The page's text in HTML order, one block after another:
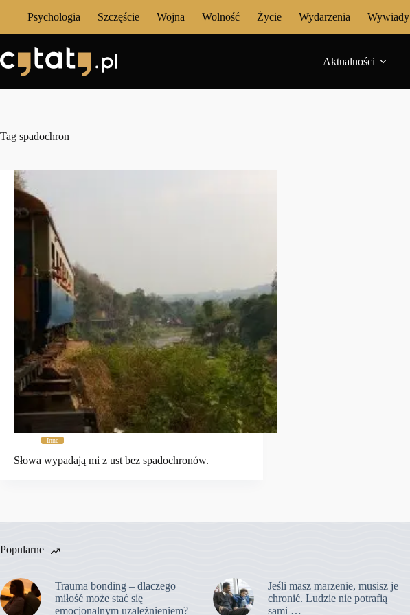
Psychologia Szczęście Wojna Wolność Życie Wydarzenia Wywiady
Aktualności
Tag spadochron
Inne
Słowa wypadają mi z ust bez spadochronów.
Popularne
Trauma bonding – dlaczego
miłość może stać się
emocjonalnym uzależnieniem?
Jeśli masz marzenie, musisz je
chronić. Ludzie nie potrafią
sami …